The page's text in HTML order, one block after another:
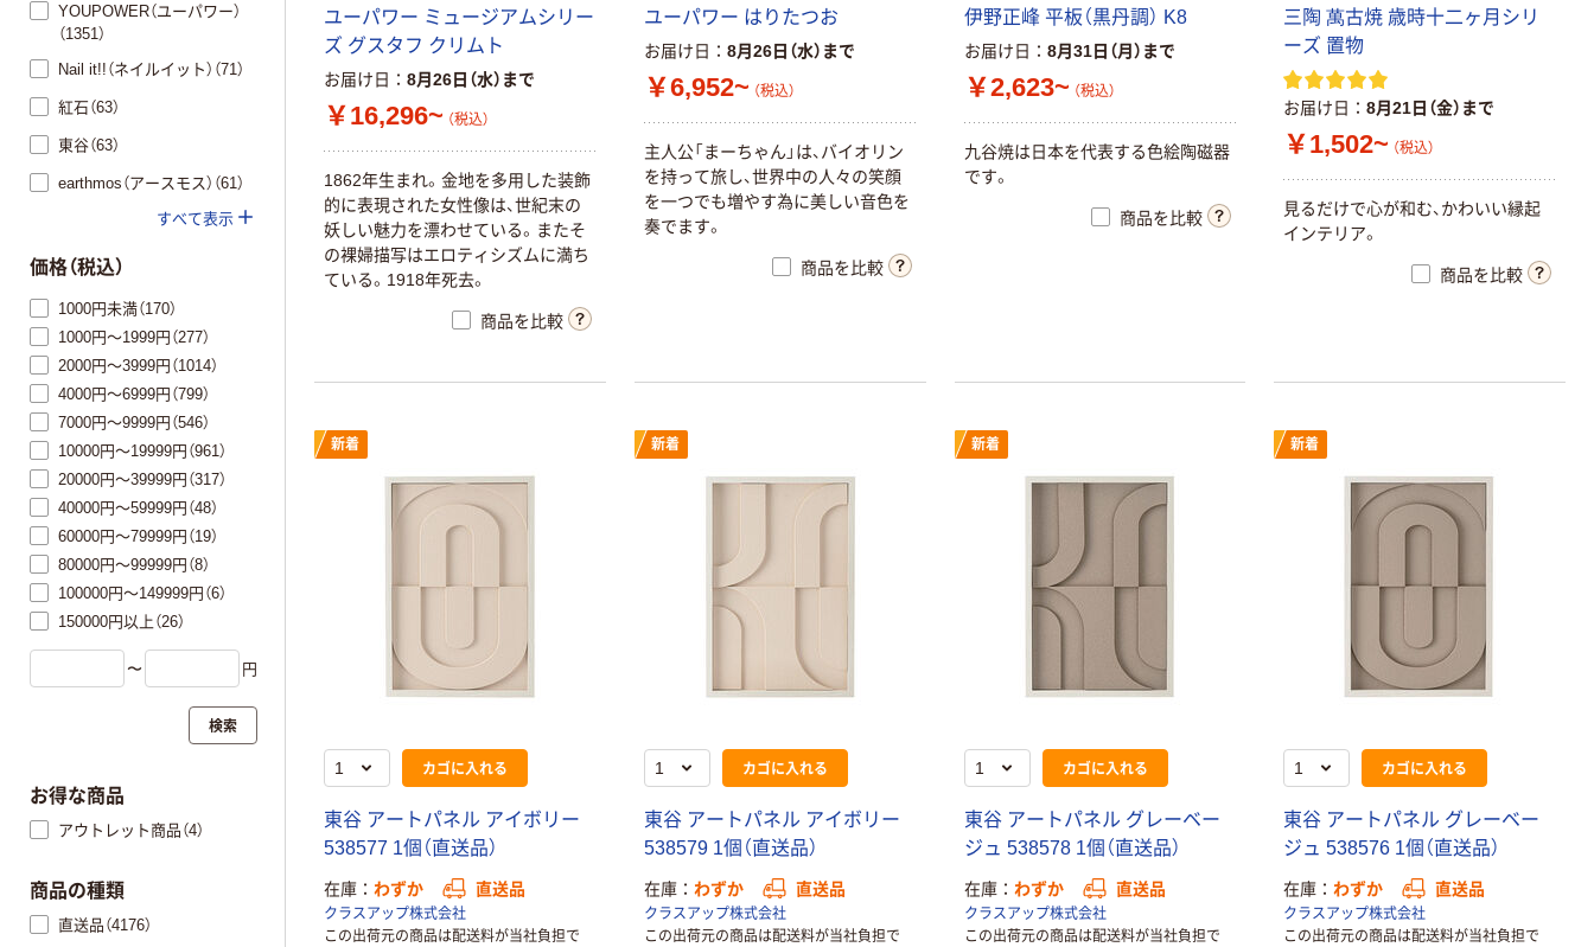
ユーパワー ミュージアムシリー
ズ グスタフ クリムト
お届け日 8月26日（水）まで
￥16,296~ （税込）
1862年生まれ。金地を多用した装飾
的に表現された女性像は、世紀末の
妖しい魅力を漂わせている。またそ
の裸婦描写はエロティシズムに満ち
ている。1918年死去。
商品を比較
ユーパワー はりたつお
お届け日 8月26日（水）まで
￥6,952~ （税込）
主人公「まーちゃん」は、バイオリン
を持って旅し、世界中の人々の笑顔
を一つでも増やす為に美しい音色を
奏でます。
商品を比較
伊野正峰 平板（黒丹調） K8
お届け日 8月31日（月）まで
￥2,623~ （税込）
九谷焼は日本を代表する色絵陶磁器
です。
商品を比較
三陶 萬古焼 歳時十二ヶ月シリ
ーズ 置物
お届け日 8月21日（金）まで
￥1,502~ （税込）
見るだけで心が和む、かわいい縁起
インテリア。
商品を比較
新着
カゴに入れる
東谷 アートパネル アイボリー
538577 1個（直送品）
在庫 わずか 直送品
クラスアップ株式会社
この出荷元の商品は配送料が当社負担で
新着
カゴに入れる
東谷 アートパネル アイボリー
538579 1個（直送品）
在庫 わずか 直送品
クラスアップ株式会社
この出荷元の商品は配送料が当社負担で
新着
カゴに入れる
東谷 アートパネル グレーベー
ジュ 538578 1個（直送品）
在庫 わずか 直送品
クラスアップ株式会社
この出荷元の商品は配送料が当社負担で
新着
カゴに入れる
東谷 アートパネル グレーベー
ジュ 538576 1個（直送品）
在庫 わずか 直送品
クラスアップ株式会社
この出荷元の商品は配送料が当社負担で
YOUPOWER（ユーパワー）
（1351）
Nail it!!（ネイルイット）（71）
紅石（63）
東谷（63）
earthmos（アースモス）（61）
すべて表示
価格（税込）
1000円未満（170）
1000円～1999円（277）
2000円～3999円（1014）
4000円～6999円（799）
7000円～9999円（546）
10000円～19999円（961）
20000円～39999円（317）
40000円～59999円（48）
60000円～79999円（19）
80000円～99999円（8）
100000円～149999円（6）
150000円以上（26）
〜 円
検索
お得な商品
アウトレット商品（4）
商品の種類
直送品（4176）